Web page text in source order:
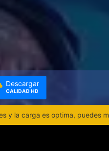
Descargar
CALIDAD HD
y la carga es optima, puedes